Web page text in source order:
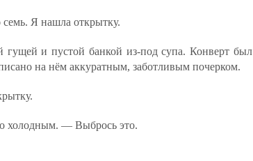
семь. Я нашла открытку.
и пустой банкой из-под супа. Конверт был
на нём аккуратным, заботливым почерком.
холодным. — Выбрось это.